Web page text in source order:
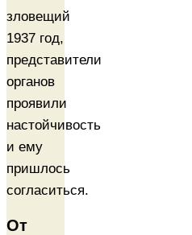
зловещий
1937 год,
представители
органов
проявили
настойчивость
и ему
пришлось
согласиться.
От